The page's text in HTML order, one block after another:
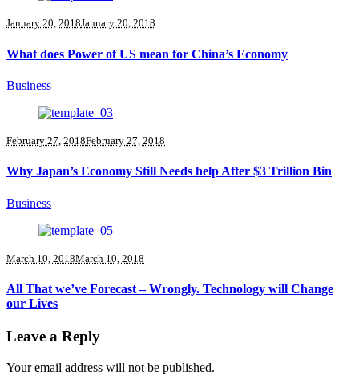
January 20, 2018January 20, 2018
What does Power of US mean for China’s Economy
Business
February 27, 2018February 27, 2018
Why Japan’s Economy Still Needs help After $3 Trillion Bin
Business
March 10, 2018March 10, 2018
All That we’ve Forecast – Wrongly. Technology will Change
our Lives
Leave a Reply
Your email address will not be published.